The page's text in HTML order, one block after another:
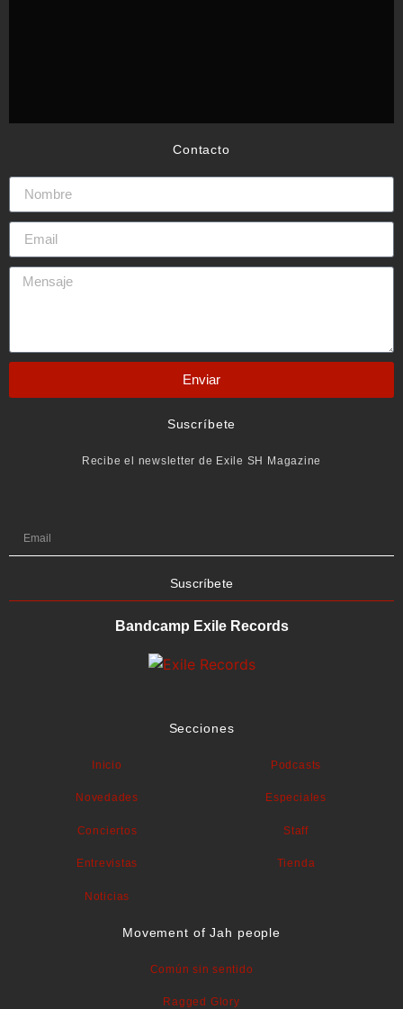
Contacto
Enviar
Suscríbete
Recibe el newsletter de Exile SH Magazine
Suscríbete
Bandcamp Exile Records
Secciones
Inicio
Novedades
Conciertos
Entrevistas
Noticias
Podcasts
Especiales
Staff
Tienda
Movement of Jah people
Común sin sentido
Ragged Glory